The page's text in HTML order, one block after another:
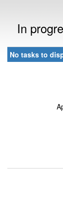
In
No tasks to